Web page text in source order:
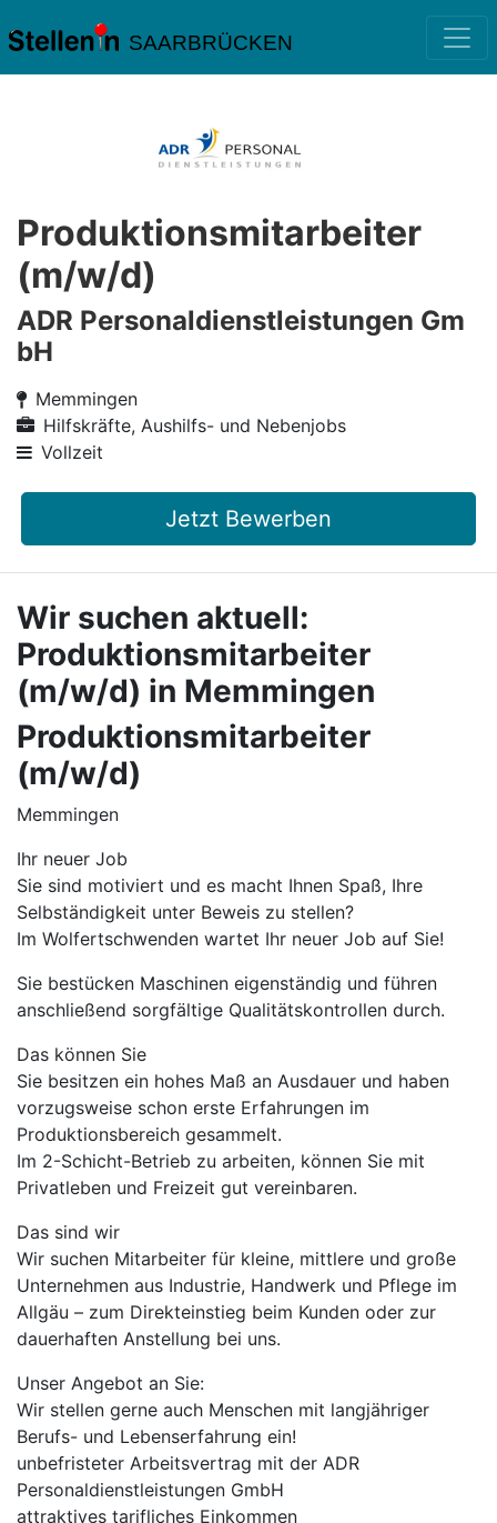
SAARBRÜCKEN
Produktionsmitarbeiter
(m/w/d)
ADR Personaldienstleistungen Gm
bH
Memmingen
Hilfskräfte, Aushilfs- und Nebenjobs
Vollzeit
Jetzt Bewerben
Wir suchen aktuell:
Produktionsmitarbeiter
(m/w/d) in Memmingen
Produktionsmitarbeiter
(m/w/d)
Memmingen
Ihr neuer Job
Sie sind motiviert und es macht Ihnen Spaß, Ihre
Selbständigkeit unter Beweis zu stellen?
Im Wolfertschwenden wartet Ihr neuer Job auf Sie!
Sie bestücken Maschinen eigenständig und führen
anschließend sorgfältige Qualitätskontrollen durch.
Das können Sie
Sie besitzen ein hohes Maß an Ausdauer und haben
vorzugsweise schon erste Erfahrungen im
Produktionsbereich gesammelt.
Im 2-Schicht-Betrieb zu arbeiten, können Sie mit
Privatleben und Freizeit gut vereinbaren.
Das sind wir
Wir suchen Mitarbeiter für kleine, mittlere und große
Unternehmen aus Industrie, Handwerk und Pflege im
Allgäu – zum Direkteinstieg beim Kunden oder zur
dauerhaften Anstellung bei uns.
Unser Angebot an Sie:
Wir stellen gerne auch Menschen mit langjähriger
Berufs- und Lebenserfahrung ein!
unbefristeter Arbeitsvertrag mit der ADR
Personaldienstleistungen GmbH
attraktives tarifliches Einkommen